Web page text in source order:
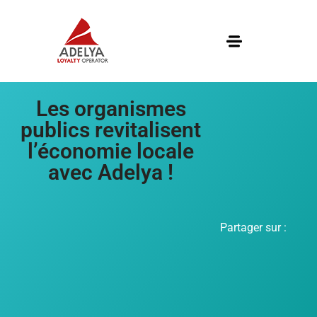
Les organismes
publics revitalisent
l’économie locale
avec Adelya !
Partager sur :